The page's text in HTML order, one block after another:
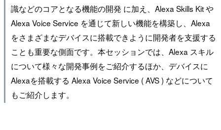
識などのコアとなる機能の開発 に加え、Alexa Skills Kit や
Alexa Voice Service を通じて新しい機能を構築し、Alexa
をさまざまなデバイスに搭載できように開発者を支援する
ことも重要な側面です。本セッションでは、Alexa スキル
について様々な開発事例をご紹介するほか、デバイスに
Alexaを搭載する Alexa Voice Service ( AVS ) などについて
もご紹介します。